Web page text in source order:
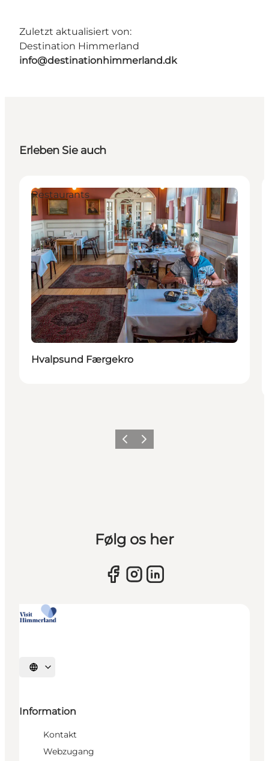
Zuletzt aktualisiert von:
Destination Himmerland
info@destinationhimmerland.dk
Erleben Sie auch
Restaurants
Hvalpsund Færgekro
Vorherige Folie
Nächste Folie
Følg os her
Sprache auswählen
Information
Kontakt
Webzugang